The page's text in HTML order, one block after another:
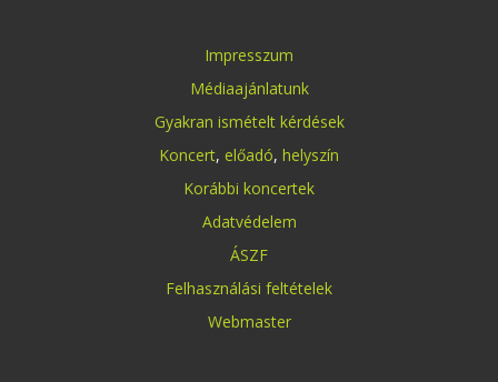
Impresszum
Médiaajánlatunk
Gyakran ismételt kérdések
Koncert, előadó, helyszín
Korábbi koncertek
Adatvédelem
ÁSZF
Felhasználási feltételek
Webmaster